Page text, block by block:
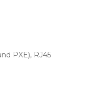
PXE), RJ45